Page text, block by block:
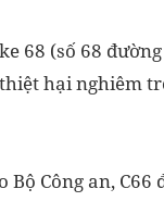
68 (số 68
hại nghiêm
Công an, C66